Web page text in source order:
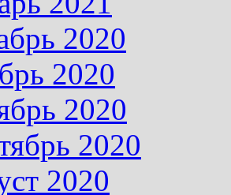
2020
2020
2020
2020
2020